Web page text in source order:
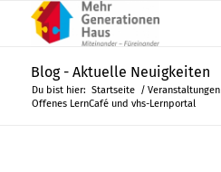
Blog - Aktuelle Neuigkeiten
Du bist hier: Startseite / Veranstaltungen
Offenes LernCafé und vhs-Lernportal